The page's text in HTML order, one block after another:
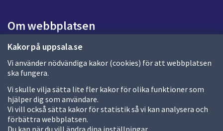
Kakor på uppsala.se
Vi använder nödvändiga kakor (cookies) för att webbplatsen
ska fungera.
Vi skulle vilja sätta lite fler kakor för olika funktioner som
hjälper dig som användare.
Vi vill också sätta kakor för statistik så vi kan analysera och
förbättra webbplatsen.
Du kan när du vill ändra dina inställningar.
d
a
Om webbplatsen
Om webbplatsen
Allmänna handlingar och diarium
Behandling av personuppgifter
Kakor
Språk (other languages)